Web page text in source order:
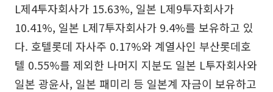
L제4투자회사가 15.63%, 일본 L제9투자회사가
10.41%, 일본 L제7투자회사가 9.4%를 보유하고 있
다. 호텔롯데 자사주 0.17%와 계열사인 부산롯데호
텔 0.55%를 제외한 나머지 지분도 일본 L투자회사와
일본 광윤사, 일본 패미리 등 일본계 자금이 보유하고